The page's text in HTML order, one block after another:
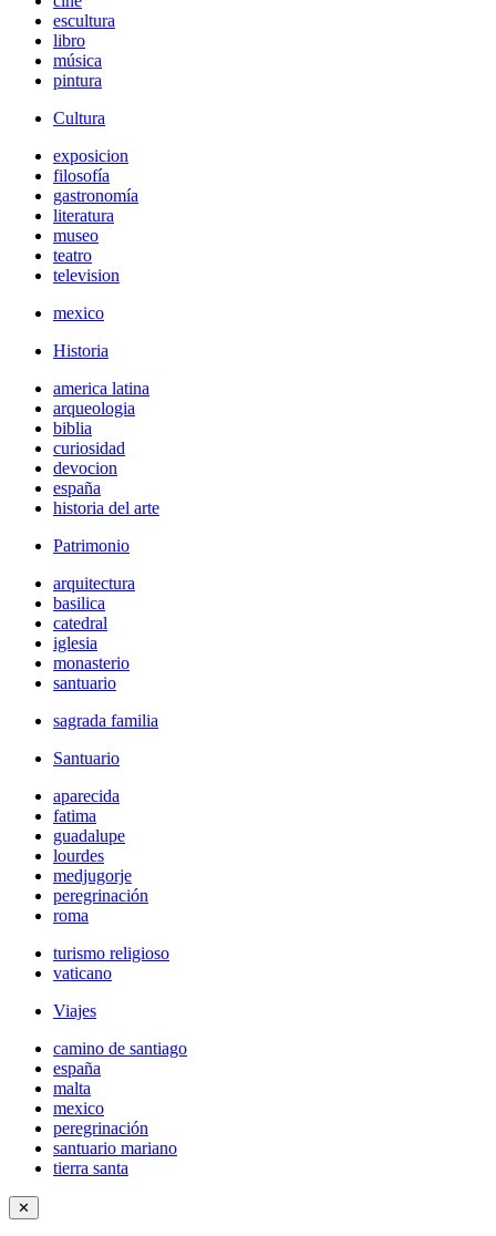
escultura
libro
música
pintura
Cultura
exposicion
filosofía
gastronomía
literatura
museo
teatro
television
mexico
Historia
america latina
arqueologia
biblia
curiosidad
devocion
españa
historia del arte
Patrimonio
arquitectura
basilica
catedral
iglesia
monasterio
santuario
sagrada familia
Santuario
aparecida
fatima
guadalupe
lourdes
medjugorje
peregrinación
roma
turismo religioso
vaticano
Viajes
camino de santiago
españa
malta
mexico
peregrinación
santuario mariano
tierra santa
✕